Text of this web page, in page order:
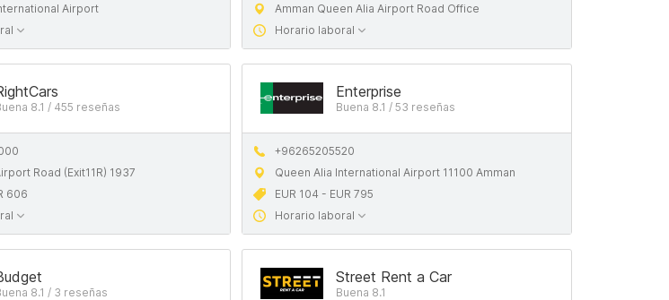
Airport
Amman Queen Alia Airport Road Office
Horario laboral
8.1 / 455 reseñas
Road (Exit11R) 1937
606
Enterprise
Buena 8.1 / 53 reseñas
+96265205520
Queen Alia International Airport 11100 Amman
EUR 104 - EUR 795
Horario laboral
8.1 / 3 reseñas
Street Rent a Car
Buena 8.1